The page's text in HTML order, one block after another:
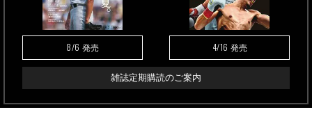
8/6 発売 4/16 発売
雑誌定期購読のご案内